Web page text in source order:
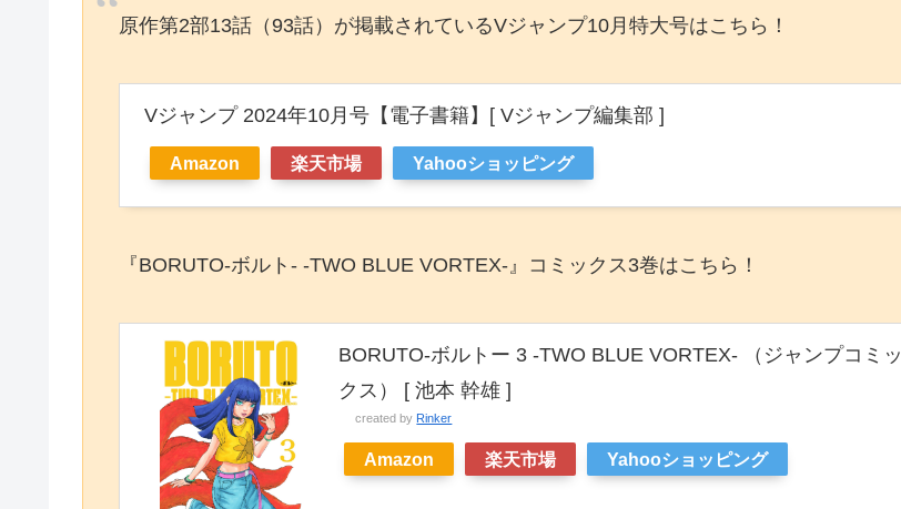
原作第2部13話（93話）が掲載されているVジャンプ10月特大号はこちら！
Vジャンプ 2024年10月号【電子書籍】[ Vジャンプ編集部 ]
Amazon 楽天市場 Yahooショッピング
『BORUTO-ボルト- -TWO BLUE VORTEX-』コミックス3巻はこちら！
BORUTO-ボルトー 3 -TWO BLUE VORTEX- （ジャンプコミッ
クス） [ 池本 幹雄 ]
created by Rinker
Amazon 楽天市場 Yahooショッピング